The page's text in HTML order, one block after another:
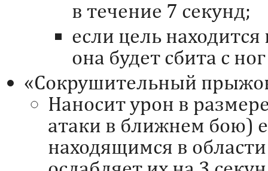
в течение 7 секунд;
если цель
она будет сбита с
«Сокрушительный
Наносит урон в
атаки в ближнем бою)
находящимся в